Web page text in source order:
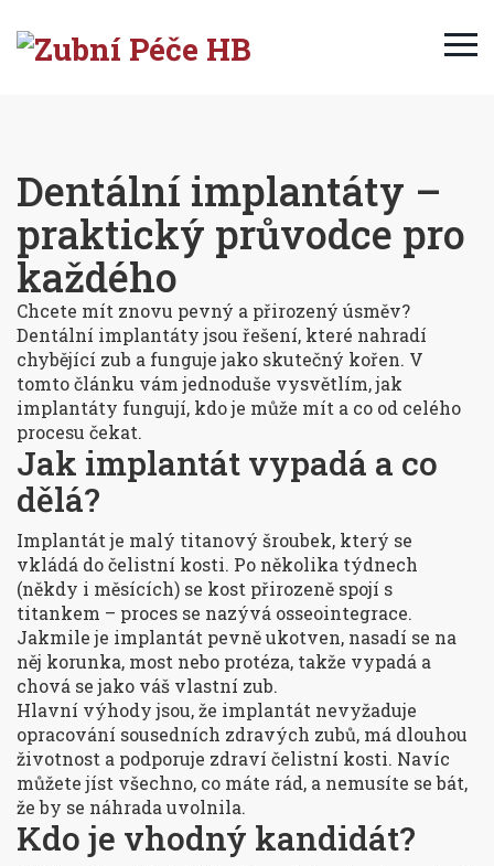
Dentální implantáty –
praktický průvodce pro
každého
Chcete mít znovu pevný a přirozený úsměv?
Dentální implantáty jsou řešení, které nahradí
chybějící zub a funguje jako skutečný kořen. V
tomto článku vám jednoduše vysvětlím, jak
implantáty fungují, kdo je může mít a co od celého
procesu čekat.
Jak implantát vypadá a co
dělá?
Implantát je malý titanový šroubek, který se
vkládá do čelistní kosti. Po několika týdnech
(někdy i měsících) se kost přirozeně spojí s
titankem – proces se nazývá osseointegrace.
Jakmile je implantát pevně ukotven, nasadí se na
něj korunka, most nebo protéza, takže vypadá a
chová se jako váš vlastní zub.
Hlavní výhody jsou, že implantát nevyžaduje
opracování sousedních zdravých zubů, má dlouhou
životnost a podporuje zdraví čelistní kosti. Navíc
můžete jíst všechno, co máte rád, a nemusíte se bát,
že by se náhrada uvolnila.
Kdo je vhodný kandidát?